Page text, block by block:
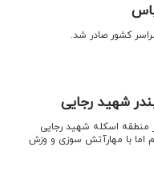
کشور صادر شد.
شهید رجایی
منطقه اسکله شهید رجایی
اما با مهارآتش سوزی و وزش